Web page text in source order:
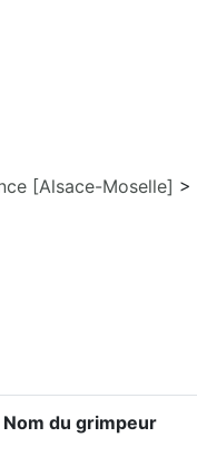
[Alsace-Moselle] >
Nom du grimpeur